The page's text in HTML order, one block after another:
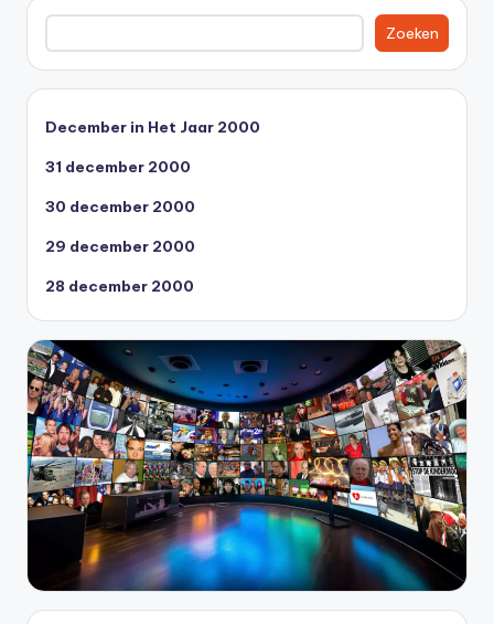
Zoeken
Zoeken
December in Het Jaar 2000
31 december 2000
30 december 2000
29 december 2000
28 december 2000